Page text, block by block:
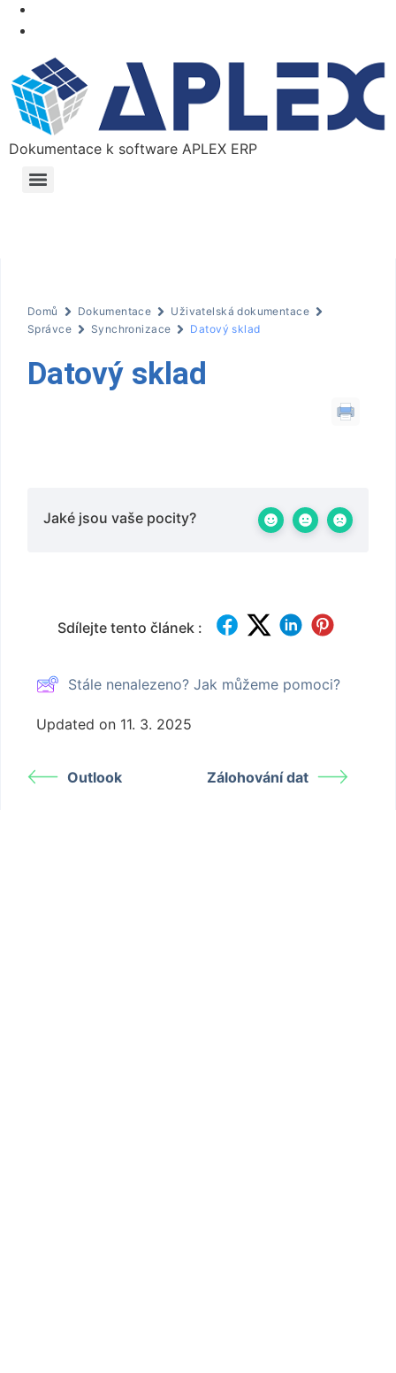
Dokumentace k software APLEX ERP
Domů Dokumentace
Uživatelská dokumentace
Správce
Synchronizace Datový sklad
Datový sklad
Jaké jsou vaše pocity?
Sdílejte tento článek :
Stále nenalezeno? Jak můžeme pomoci?
Updated on 11. 3. 2025
Outlook Zálohování dat